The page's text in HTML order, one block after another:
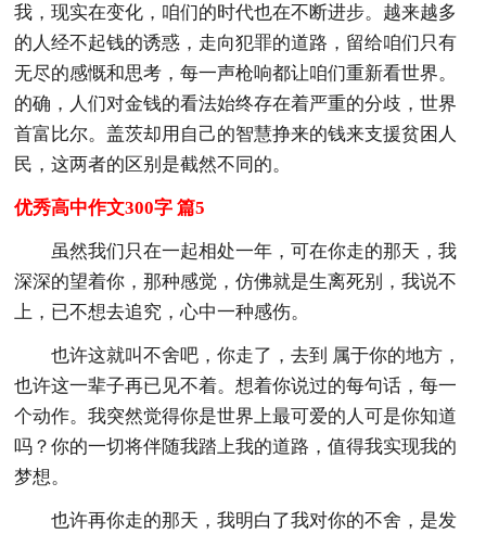
我，现实在变化，咱们的时代也在不断进步。越来越多
的人经不起钱的诱惑，走向犯罪的道路，留给咱们只有
无尽的感慨和思考，每一声枪响都让咱们重新看世界。
的确，人们对金钱的看法始终存在着严重的分歧，世界
首富比尔。盖茨却用自己的智慧挣来的钱来支援贫困人
民，这两者的区别是截然不同的。
优秀高中作文300字 篇5
虽然我们只在一起相处一年，可在你走的那天，我
深深的望着你，那种感觉，仿佛就是生离死别，我说不
上，已不想去追究，心中一种感伤。
也许这就叫不舍吧，你走了，去到 属于你的地方，
也许这一辈子再已见不着。想着你说过的每句话，每一
个动作。我突然觉得你是世界上最可爱的人可是你知道
吗？你的一切将伴随我踏上我的道路，值得我实现我的
梦想。
也许再你走的那天，我明白了我对你的不舍，是发